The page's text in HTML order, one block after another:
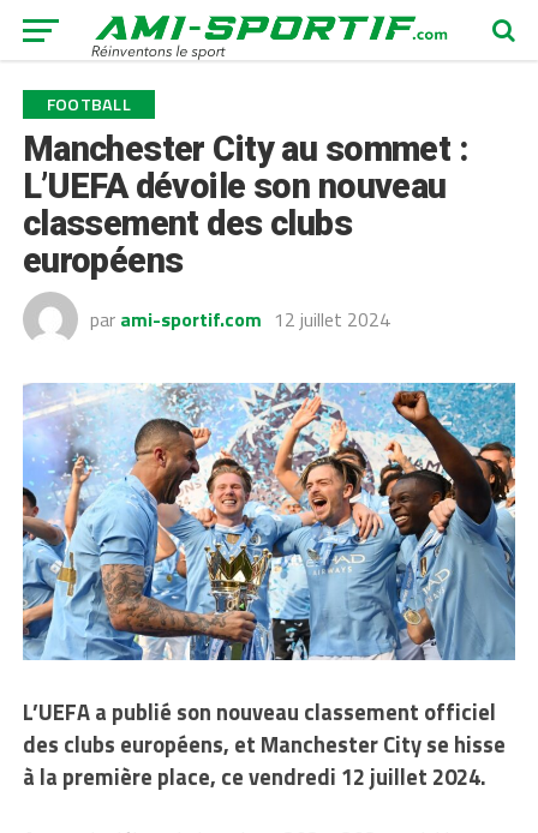
FOOTBALL
Manchester City au sommet :
L’UEFA dévoile son nouveau
classement des clubs
européens
par ami-sportif.com 12 juillet 2024
L’UEFA a publié son nouveau classement officiel
des clubs européens, et Manchester City se hisse
à la première place, ce vendredi 12 juillet 2024.